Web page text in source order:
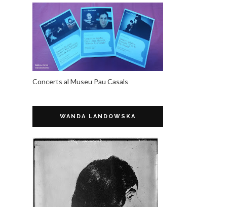
Concerts al Museu Pau Casals
WANDA LANDOWSKA